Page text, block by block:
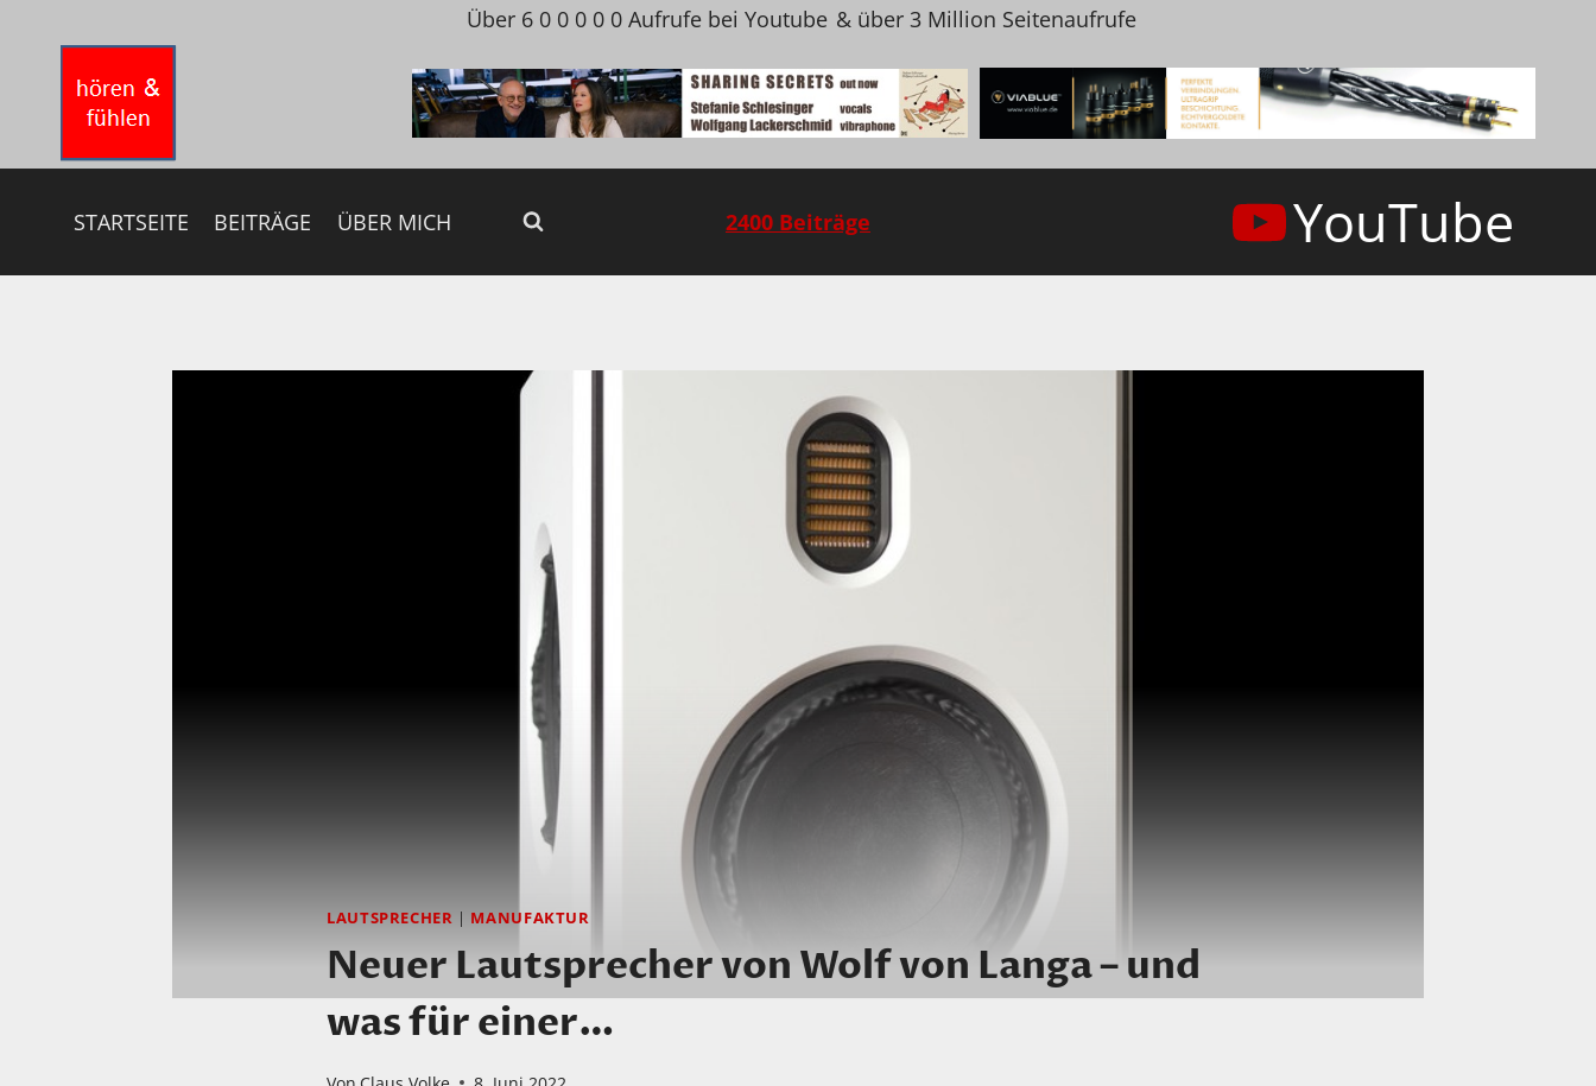
springen
Über 6 0 0 0 0 0 Aufrufe bei Youtube & über 3 Million Seitenaufrufe
STARTSEITE BEITRÄGE ÜBER MICH 2400 Beiträge YouTube
LAUTSPRECHER | MANUFAKTUR
Neuer Lautsprecher von Wolf von Langa – und
was für einer…